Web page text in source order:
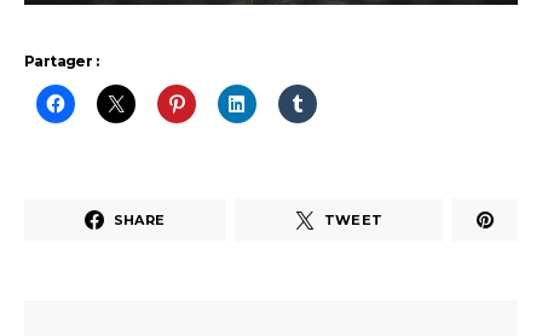
Partager :
SHARE TWEET